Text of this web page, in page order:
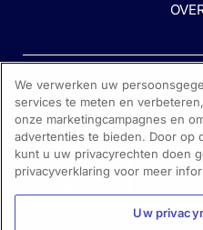
Heeft u
Neem
We verwerken uw
services te meten en
onze marketingcampagnes en
advertenties te bieden. Door op
kunt u uw privacyrechten doen
privacyverklaring voor meer
Uw